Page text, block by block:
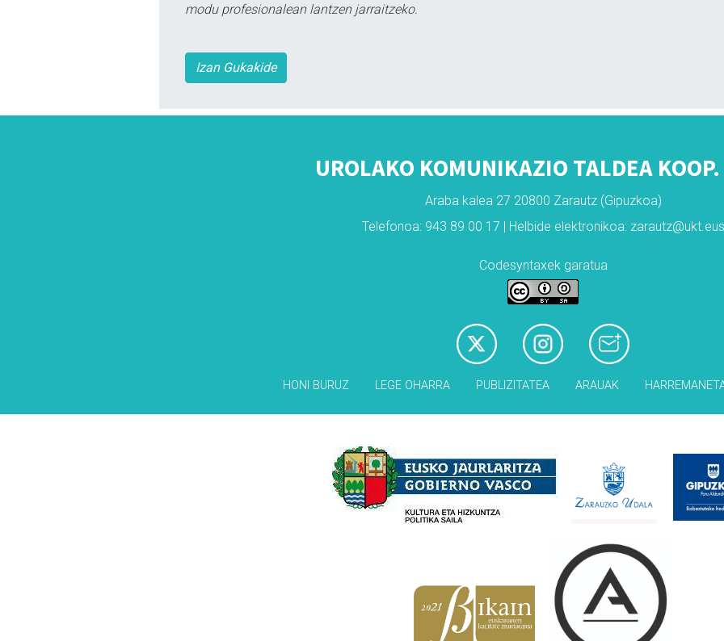
modu profesionalean lantzen jarraitzeko.
Izan Gukakide
UROLAKO KOMUNIKAZIO TALDEA
Araba kalea 27 20800 Zarautz (Gipuzkoa)
Telefonoa: 943 89 00 17 | Helbide elektronikoa: zarautz@ukt.eus
Codesyntaxek garatua
HONI BURUZ LEGE OHARRA PUBLIZITATEA ARAUAK